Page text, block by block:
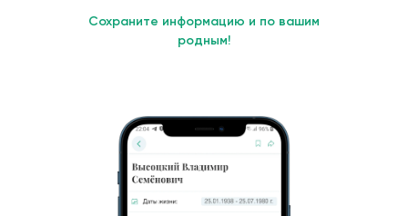
Сохраните информацию и по вашим
родным!